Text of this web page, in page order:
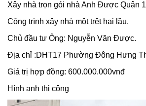
Xây nhà trọn gói nhà Anh Được Quận
Công trình xây nhà một trệt hai lầu.
Chủ đầu tư Ông: Nguyễn Văn Được.
Địa chỉ :DHT17 Phường Đông Hưng
Giá trị hợp đồng: 600.000.000vnđ
Hính anh thi công